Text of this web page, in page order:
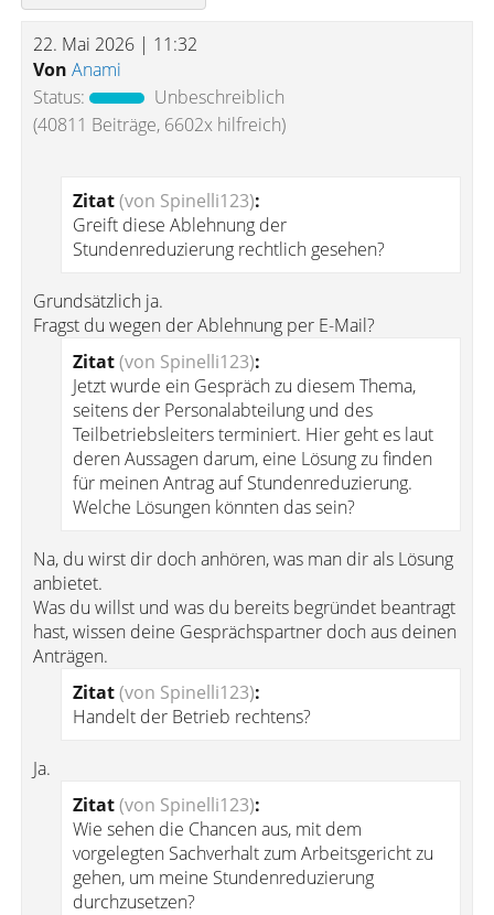
22. Mai 2026 | 11:32
Von Anami
Status:
Unbeschreiblich
(40811 Beiträge, 6602x hilfreich)
Zitat(von Spinelli123):
Greift diese Ablehnung der
Stundenreduzierung rechtlich gesehen?
Grundsätzlich ja.
Fragst du wegen der Ablehnung per E-Mail?
Zitat(von Spinelli123):
Jetzt wurde ein Gespräch zu diesem Thema,
seitens der Personalabteilung und des
Teilbetriebsleiters terminiert. Hier geht es laut
deren Aussagen darum, eine Lösung zu finden
für meinen Antrag auf Stundenreduzierung.
Welche Lösungen könnten das sein?
Na, du wirst dir doch anhören, was man dir als Lösung
anbietet.
Was du willst und was du bereits begründet beantragt
hast, wissen deine Gesprächspartner doch aus deinen
Anträgen.
Zitat(von Spinelli123):
Handelt der Betrieb rechtens?
Ja.
Zitat(von Spinelli123):
Wie sehen die Chancen aus, mit dem
vorgelegten Sachverhalt zum Arbeitsgericht zu
gehen, um meine Stundenreduzierung
durchzusetzen?